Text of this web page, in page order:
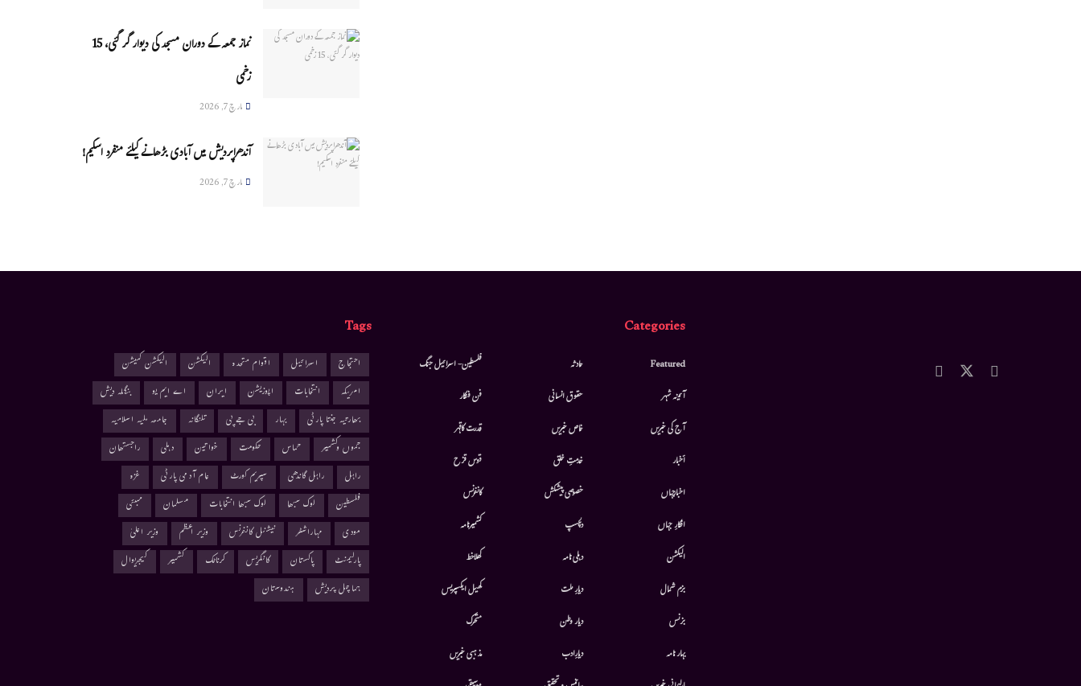
نماز جمعہ کے دوران مسجد کی دیوار گر گئی، 15
زخمی
مارچ 7, 2026
آندھراپردیش میں آبادی بڑھانے کیلئے منفرد اسکیم!
مارچ 7, 2026
Categories
Featured
آئینہ شہر
آج کی خبریں
أخبار
اخبارجہاں
افکارِ جہاں
الیکشن
بزم شمال
بزنس
بہار نامہ
حادثہ
حقوق انسانی
خاص خبریں
خدمتِ خلق
خصوصی پیشکش
دلچسپ
دہلی نامہ
دیارِ ملت
دیار وطن
دیارِادب
فلسطین- اسرائیل جنگ
فن فنکار
قدرت کاقہر
قوس قزح
کانفرنس
کشمیرنامہ
کھلاخط
کھیل ایکسپریس
متحرك
مذہبی خبریں
Tags
احتجاج اسرائیل اقوام متحدہ الیکشن
الیکشن کمیشن
امریکہ
انتخابات اپوزیشن ایران اے ایم یو
بنگلہ دیش
بھارتیہ جنتا پارٹی
بہار بی جے پی تلنگانہ
جامعہ ملیہ اسلامیہ
جموں وکشمیر
حماس حکومت خواتین دہلی
راجستھان
راہل
راہل گاندھی سپریم کورٹ عام آدمی پارٹی
غزہ
فلسطین
لوک سبھا لوک سبھا انتخابات مسلمان
ممبئی
مودی
مہاراشٹر نیشنل کانفرنس وزیر اعظم
وزیر اعلیٰ
پارلیمنٹ
پاکستان کانگریس کرناٹک کشمیر
کیجریوال
ہماچل پردیش
ہندوستان